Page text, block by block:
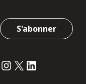
S'abonner
Instagram
Twitter
LinkedIn